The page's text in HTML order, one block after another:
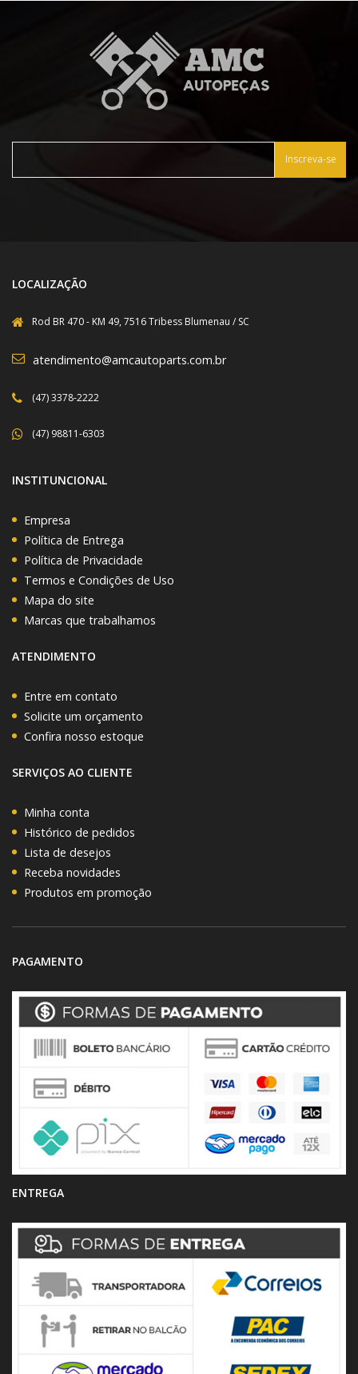
Inscreva-se
LOCALIZAÇÃO
Rod BR 470 - KM 49, 7516 Tribess Blumenau / SC
atendimento@amcautoparts.com.br
(47) 3378-2222
(47) 98811-6303
INSTITUNCIONAL
Empresa
Política de Entrega
Política de Privacidade
Termos e Condições de Uso
Mapa do site
Marcas que trabalhamos
ATENDIMENTO
Entre em contato
Solicite um orçamento
Confira nosso estoque
SERVIÇOS AO CLIENTE
Minha conta
Histórico de pedidos
Lista de desejos
Receba novidades
Produtos em promoção
PAGAMENTO
ENTREGA